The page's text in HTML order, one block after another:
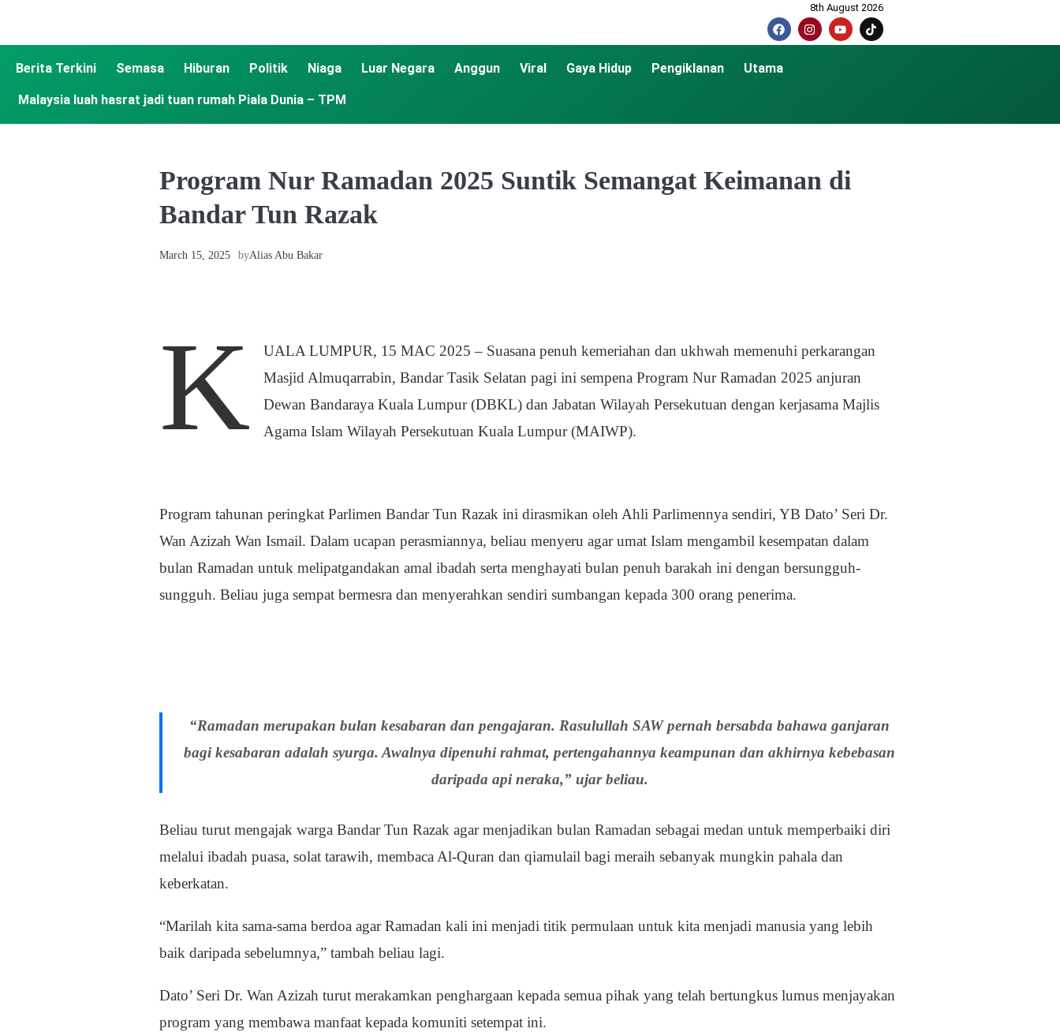
8th August 2026
Berita Terkini Semasa Hiburan Politik Niaga Luar Negara Anggun Viral Gaya Hidup Pengiklanan Utama
Malaysia luah hasrat jadi tuan rumah Piala Dunia – TPM
Program Nur Ramadan 2025 Suntik Semangat Keimanan di
Bandar Tun Razak
March 15, 2025 byAlias Abu Bakar
K
UALA LUMPUR, 15 MAC 2025 – Suasana penuh kemeriahan dan ukhwah memenuhi perkarangan
Masjid Almuqarrabin, Bandar Tasik Selatan pagi ini sempena Program Nur Ramadan 2025 anjuran
Dewan Bandaraya Kuala Lumpur (DBKL) dan Jabatan Wilayah Persekutuan dengan kerjasama Majlis
Agama Islam Wilayah Persekutuan Kuala Lumpur (MAIWP).
Program tahunan peringkat Parlimen Bandar Tun Razak ini dirasmikan oleh Ahli Parlimennya sendiri, YB Dato’ Seri Dr.
Wan Azizah Wan Ismail. Dalam ucapan perasmiannya, beliau menyeru agar umat Islam mengambil kesempatan dalam
bulan Ramadan untuk melipatgandakan amal ibadah serta menghayati bulan penuh barakah ini dengan bersungguh-
sungguh. Beliau juga sempat bermesra dan menyerahkan sendiri sumbangan kepada 300 orang penerima.
“Ramadan merupakan bulan kesabaran dan pengajaran. Rasulullah SAW pernah bersabda bahawa ganjaran
bagi kesabaran adalah syurga. Awalnya dipenuhi rahmat, pertengahannya keampunan dan akhirnya kebebasan
daripada api neraka,” ujar beliau.
Beliau turut mengajak warga Bandar Tun Razak agar menjadikan bulan Ramadan sebagai medan untuk memperbaiki diri
melalui ibadah puasa, solat tarawih, membaca Al-Quran dan qiamulail bagi meraih sebanyak mungkin pahala dan
keberkatan.
“Marilah kita sama-sama berdoa agar Ramadan kali ini menjadi titik permulaan untuk kita menjadi manusia yang lebih
baik daripada sebelumnya,” tambah beliau lagi.
Dato’ Seri Dr. Wan Azizah turut merakamkan penghargaan kepada semua pihak yang telah bertungkus lumus menjayakan
program yang membawa manfaat kepada komuniti setempat ini.